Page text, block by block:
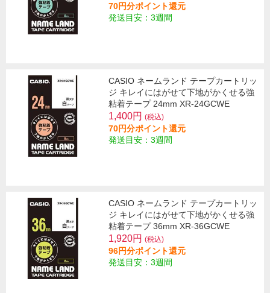
70円分ポイント還元
発送目安：3週間
CASIO ネームランド テープカートリッ
ジ キレイにはがせて下地がかくせる強
粘着テープ 24mm XR-24GCWE
1,400円 (税込)
70円分ポイント還元
発送目安：3週間
CASIO ネームランド テープカートリッ
ジ キレイにはがせて下地がかくせる強
粘着テープ 36mm XR-36GCWE
1,920円 (税込)
96円分ポイント還元
発送目安：3週間